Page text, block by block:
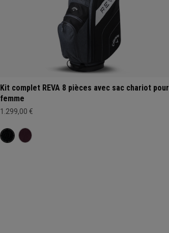
Kit complet REVA 8 pièces avec sac chariot pour
femme
1.299,00 €